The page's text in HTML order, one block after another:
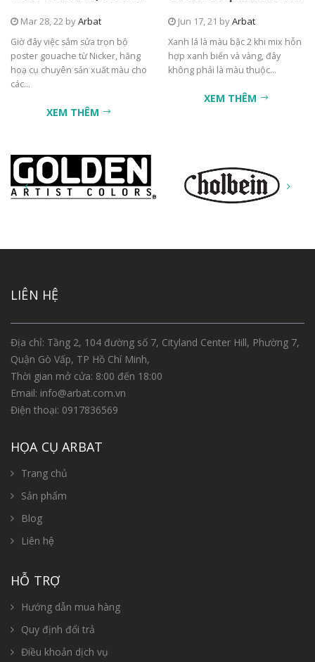
Mar 28, 22 byArbat
Giờ đây việc sắm sửa trọn bộ
poster gouache từ Nicker, hãng
hoạ cụ chuyên sản xuất màu cho
các...
XEM THÊM
Jun 17, 21 byArbat
Xanh lá là màu bậc 2 khi mix hỗn
hợp xanh biển và vàng, đây
không phải là màu thuộc...
XEM THÊM
LIÊN HỆ
Địa chỉ: Tầng 2, 104 đường số 7, Cityland Center Hill, Phường 7,
Quận Gò Vấp, TP Hồ Chí Minh,
Thời gian mở cửa: 8:00 đến 18:00
Email: info@arbat.com.vn
Điện thoại: 0917836569
HỌA CỤ ARBAT
Trang chủ
Sản phẩm
Blog
Liên hệ
HỖ TRỢ
Hướng dẫn mua hàng
Quy định đổi trả
Điều khoản dịch vụ